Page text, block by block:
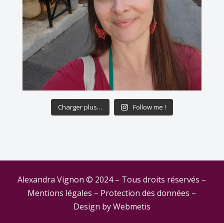
Charger plus… Follow me !
Alexandra Vignon © 2024 – Tous droits réservés –
Mentions légales – Protection des données –
Design byWebmetis